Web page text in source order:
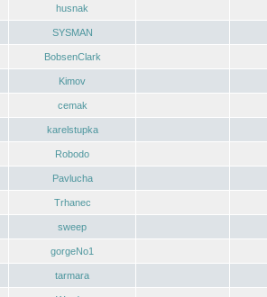
husnak
SYSMAN
BobsenClark
Kimov
cemak
karelstupka
Robodo
Pavlucha
Trhanec
sweep
gorgeNo1
tarmara